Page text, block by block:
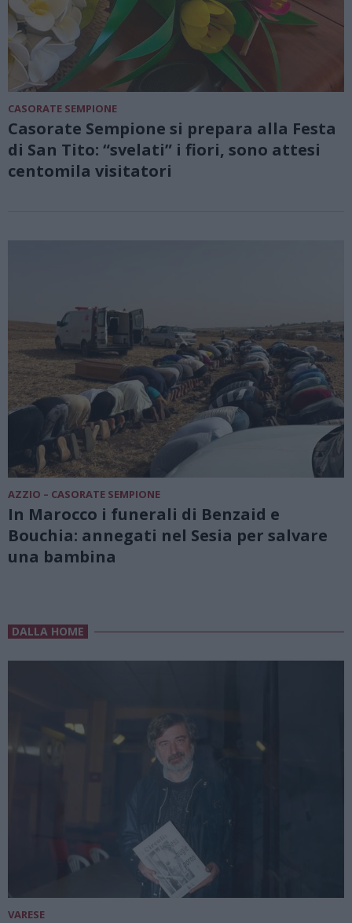
CASORATE SEMPIONE
Casorate Sempione si prepara alla Festa
di San Tito: “svelati” i fiori, sono attesi
centomila visitatori
AZZIO – CASORATE SEMPIONE
In Marocco i funerali di Benzaid e
Bouchia: annegati nel Sesia per salvare
una bambina
DALLA HOME
VARESE